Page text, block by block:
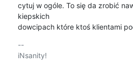
cytuj w ogóle. To się da zrobić
kiepskich
dowcipach które ktoś klientami
--
iNsanity!